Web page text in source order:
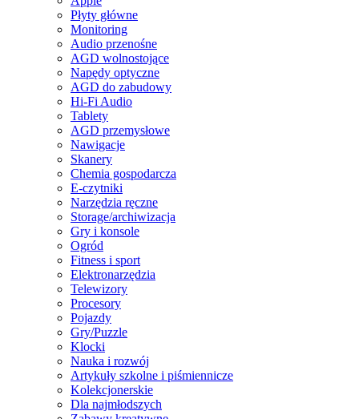
Płyty główne
Monitoring
Audio przenośne
AGD wolnostojące
Napędy optyczne
AGD do zabudowy
Hi-Fi Audio
Tablety
AGD przemysłowe
Nawigacje
Skanery
Chemia gospodarcza
E-czytniki
Narzędzia ręczne
Storage/archiwizacja
Gry i konsole
Ogród
Fitness i sport
Elektronarzędzia
Telewizory
Procesory
Pojazdy
Gry/Puzzle
Klocki
Nauka i rozwój
Artykuły szkolne i piśmiennicze
Kolekcjonerskie
Dla najmłodszych